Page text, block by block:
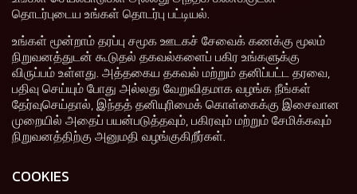
தொடர்புடைய உங்கள் தொடர்பு பட்டியல்.
உங்கள் மூன்றாம் தரப்பு சமூக ஊடகச் சேவைக் கணக்கு மூலம்
நிறுவனத்துடன் கூடுதல் தகவல்களைப் பகிர உங்களுக்கு
விருப்பம் உள்ளது. அத்தகைய தகவல் மற்றும் தனிப்பட்ட தரவை,
பதிவு செய்யும் போது அல்லது வேறுவிதமாக வழங்க நீங்கள்
தேர்வுசெய்தால், இந்தத் தனியுரிமைக் கொள்கைக்கு இசைவான
முறையில் அதைப் பயன்படுத்தவும், பகிரவும் மற்றும் சேமிக்கவும்
நிறுவனத்திற்கு அனுமதி வழங்குகிறீர்கள்.
COOKIES